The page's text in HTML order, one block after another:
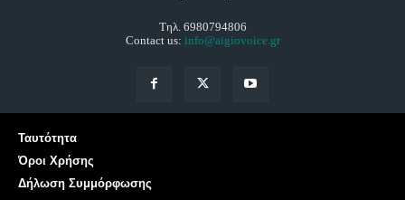
Τηλ. 6980794806
Contact us: info@aigiovoice.gr
Ταυτότητα
Όροι Χρήσης
Δήλωση Συμμόρφωσης